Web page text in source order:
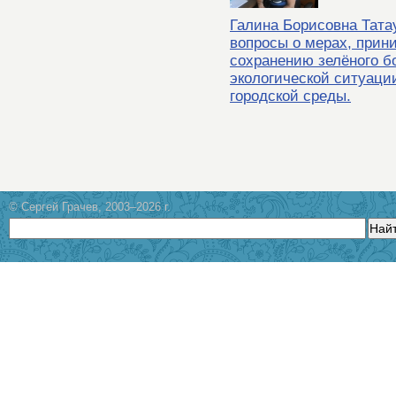
Галина Борисовна
вопросы о мерах,
сохранению зелёного
экологической
городской среды.
© Сергей Грачев, 2003–2026 г.